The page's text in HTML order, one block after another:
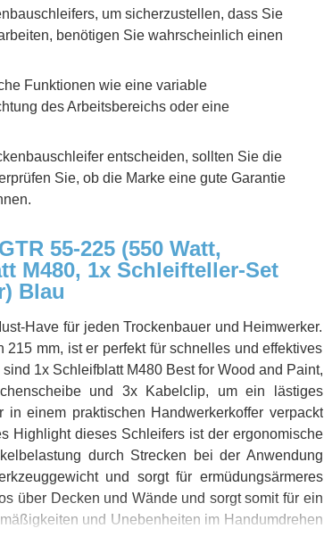
um sicherzustellen, dass Sie
benötigen Sie wahrscheinlich einen
Funktionen wie eine variable
des Arbeitsbereichs oder eine
entscheiden, sollten Sie die
Sie, ob die Marke eine gute Garantie
55-225 (550 Watt,
M480, 1x Schleifteller-Set
Blau
Have für jeden Trockenbauer und Heimwerker.
mm, ist er perfekt für schnelles und effektives
1x Schleifblatt M480 Best for Wood and Paint,
und 3x Kabelclip, um ein lästiges
einem praktischen Handwerkerkoffer verpackt
Highlight dieses Schleifers ist der ergonomische
durch Strecken bei der Anwendung
und sorgt für ermüdungsärmeres
über Decken und Wände und sorgt somit für ein
und Unebenheiten im Handumdrehen
Trockenbauschleifer GTR 55-225 erreichen